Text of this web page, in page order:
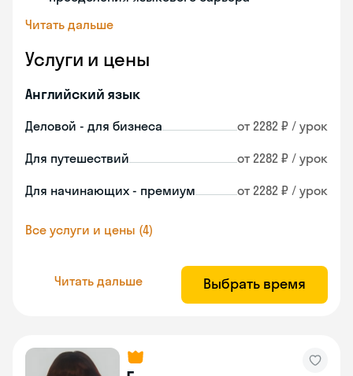
Читать дальше
Услуги и цены
Английский язык
Деловой - для бизнеса от 2282 ₽ / урок
Для путешествий от 2282 ₽ / урок
Для начинающих - премиум от 2282 ₽ / урок
Все услуги и цены (4)
Читать дальше Выбрать время